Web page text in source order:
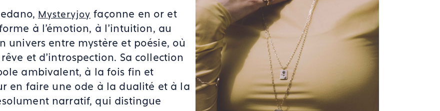
Mysteryjoy façonne en or et
à l'émotion, à l'intuition, au
univers entre mystère et poésie, où
et d'introspection. Sa collection
ambivalent, à la fois fin et
en faire une ode à la dualité et à la
narratif, qui distingue